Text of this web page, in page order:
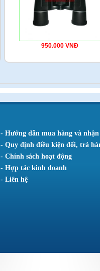
950.000 VNĐ
- Hướng dẫn mua hàng và
- Quy định điều kiện đổi, trả
- Chính sách hoạt động
- Hợp tác kinh doanh
- Liên hệ